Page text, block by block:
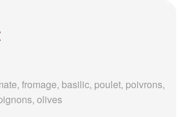
fromage, basilic, poulet, poivrons,
olives